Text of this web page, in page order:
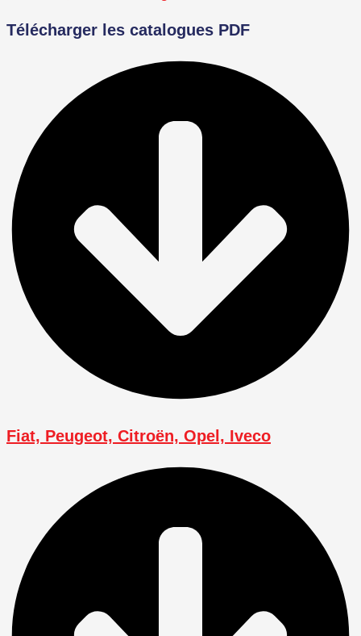
Télécharger les catalogues PDF
Fiat, Peugeot, Citroën, Opel, Iveco